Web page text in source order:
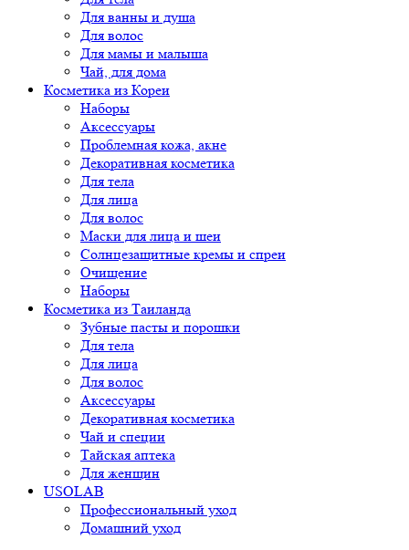
Для ванны и душа
Для волос
Для мамы и малыша
Чай, для дома
Косметика из Кореи
Наборы
Аксессуары
Проблемная кожа, акне
Декоративная косметика
Для тела
Для лица
Для волос
Маски для лица и шеи
Солнцезащитные кремы и спреи
Очищение
Наборы
Косметика из Таиланда
Зубные пасты и порошки
Для тела
Для лица
Для волос
Аксессуары
Декоративная косметика
Чай и специи
Тайская аптека
Для женщин
USOLAB
Профессиональный уход
Домашний уход